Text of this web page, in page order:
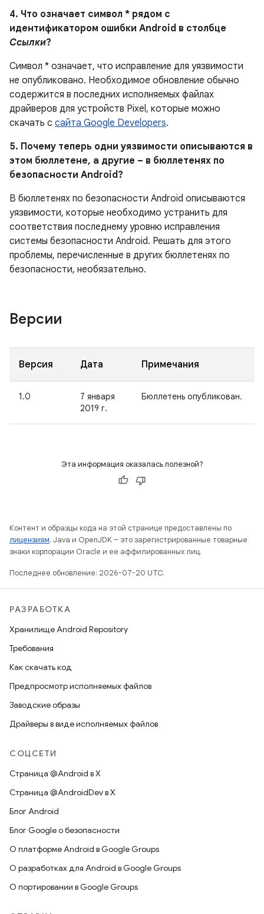
4. Что означает символ * рядом с
идентификатором ошибки Android в столбце
Ссылки?
Символ * означает, что исправление для уязвимости
не опубликовано. Необходимое обновление обычно
содержится в последних исполняемых файлах
драйверов для устройств Pixel, которые можно
скачать с сайта Google Developers.
5. Почему теперь одни уязвимости описываются в
этом бюллетене, а другие – в бюллетенях по
безопасности Android?
В бюллетенях по безопасности Android описываются
уязвимости, которые необходимо устранить для
соответствия последнему уровню исправления
системы безопасности Android. Решать для этого
проблемы, перечисленные в других бюллетенях по
безопасности, необязательно.
Версии
Версия Дата Примечания
1.0
7 января
2019 г.
Бюллетень опубликован.
Эта информация оказалась полезной?
Контент и образцы кода на этой странице предоставлены по
лицензиям. Java и OpenJDK – это зарегистрированные товарные
знаки корпорации Oracle и ее аффилированных лиц.
Последнее обновление: 2026-07-20 UTC.
РАЗРАБОТКА
Хранилище Android Repository
Требования
Как скачать код
Предпросмотр исполняемых файлов
Заводские образы
Драйверы в виде исполняемых файлов
СОЦСЕТИ
Страница @Android в X
Страница @AndroidDev в X
Блог Android
Блог Google о безопасности
О платформе Android в Google Groups
О разработках для Android в Google Groups
О портировании в Google Groups